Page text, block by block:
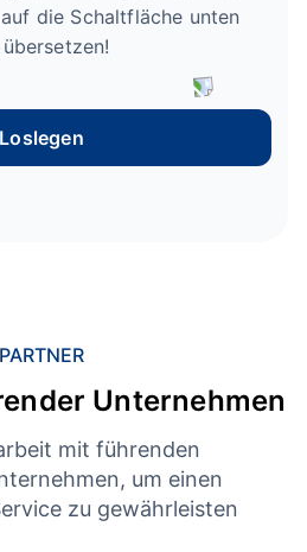
die Schaltfläche unten
Loslegen
PARTNER
Unternehmen
mit führenden
um einen
zu gewährleisten